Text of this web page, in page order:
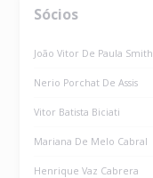
Sócios
João Vitor De Paula Smith
Nerio Porchat De Assis
Vitor Batista Biciati
Mariana De Melo Cabral
Henrique Vaz Cabrera